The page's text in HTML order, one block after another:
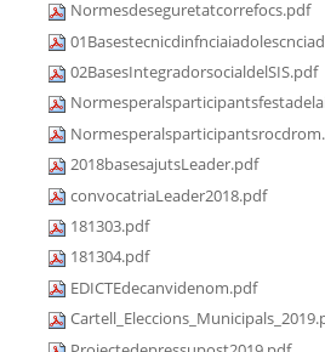
Normesdeseguretatcorrefocs.pdf
02BasesIntegradorsocialdelSIS.pdf
2018basesajutsLeader.pdf
convocatriaLeader2018.pdf
181303.pdf
181304.pdf
EDICTEdecanvidenom.pdf